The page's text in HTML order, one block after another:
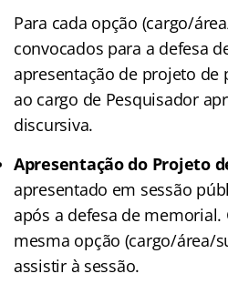
Para cada opção (cargo/
convocados para a defesa
apresentação de projeto de
ao cargo de Pesquisador
discursiva.
Apresentação do Projeto
apresentado em sessão
após a defesa de memorial.
mesma opção (cargo/área/
assistir à sessão.